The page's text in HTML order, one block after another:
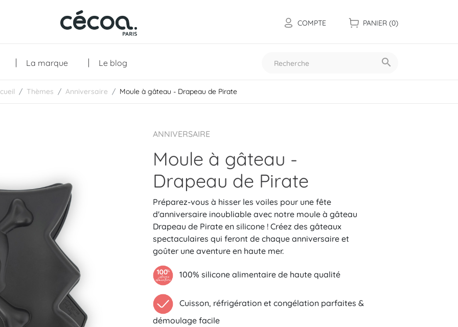
COMPTE PANIER (0)
Les essentiels Les mini
Black basique Initiale
La marque Le blog 
Thèmes Anniversaire Moule à gâteau - Drapeau de Pirate
ANNIVERSAIRE
Moule à gâteau -
Drapeau de Pirate
Préparez-vous à hisser les voiles pour une fête
d'anniversaire inoubliable avec notre moule à gâteau
Drapeau de Pirate en silicone ! Créez des gâteaux
spectaculaires qui feront de chaque anniversaire et
goûter une aventure en haute mer.
100% silicone alimentaire de haute qualité
Cuisson, réfrigération et congélation parfaites &
démoulage facile